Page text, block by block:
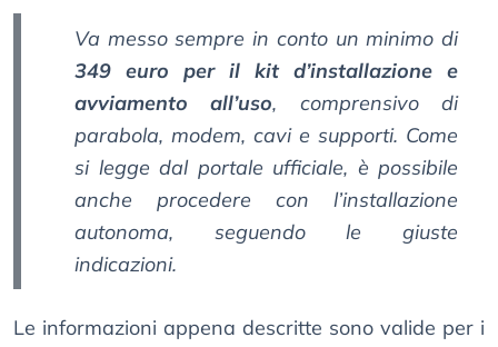
Va messo sempre in conto un minimo di
349 euro per il kit d’installazione e
avviamento all’uso, comprensivo di
parabola, modem, cavi e supporti. Come
si legge dal portale ufficiale, è possibile
anche procedere con l’installazione
autonoma, seguendo le giuste
indicazioni.
Le informazioni appena descritte sono valide per i